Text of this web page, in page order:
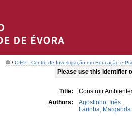
/ CIEP - Centro de Investigação em Educação e
Please use this identifier
Title:
Construir
Authors:
Agostinho, Inês
Farinha, Margarida